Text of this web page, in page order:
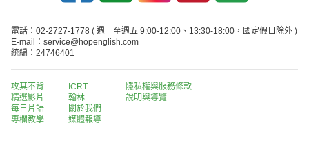
電話：02-2727-1778 ( 週一至週五 9:00-12:00、13:30-18:00，國定假日除外 )
E-mail：service@hopenglish.com
統編：24746401
攻其不背
精選影片
每日片語
專欄教學
ICRT
翰林
關於我們
媒體報導
隱私權與服務條款
說明與導覽